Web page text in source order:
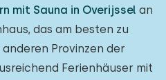
mit Sauna in Overijssel an
das am besten zu
Provinzen der
Ferienhäuser mit